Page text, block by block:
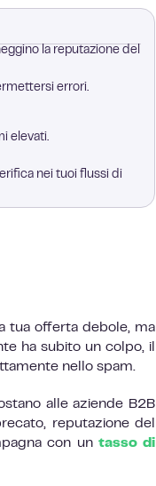
la reputazione del
errori.
elevati.
nei tuoi flussi di
tua offerta debole, ma
ha subito un colpo, il
nello spam.
alle aziende B2B
reputazione del
con un tasso di